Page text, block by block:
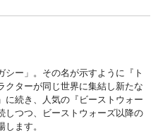
ー」。その名が示すように『ト
クターが同じ世界に集結し新たな
に続き、人気の『ビーストウォー
しつつ、ビーストウォーズ以降の
ます。